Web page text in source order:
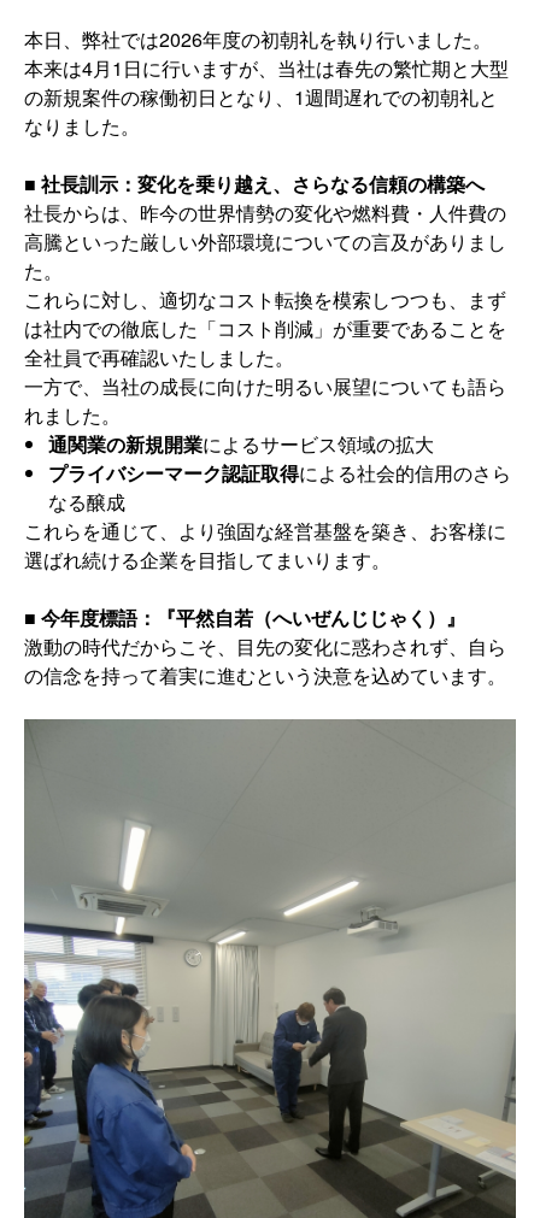
本日、弊社では2026年度の初朝礼を執り行いました。
本来は4月1日に行いますが、当社は春先の繁忙期と大型
の新規案件の稼働初日となり、1週間遅れでの初朝礼と
なりました。
■ 社長訓示：変化を乗り越え、さらなる信頼の構築へ
社長からは、昨今の世界情勢の変化や燃料費・人件費の
高騰といった厳しい外部環境についての言及がありまし
た。
これらに対し、適切なコスト転換を模索しつつも、まず
は社内での徹底した「コスト削減」が重要であることを
全社員で再確認いたしました。
一方で、当社の成長に向けた明るい展望についても語ら
れました。
通関業の新規開業によるサービス領域の拡大
プライバシーマーク認証取得による社会的信用のさら
なる醸成
これらを通じて、より強固な経営基盤を築き、お客様に
選ばれ続ける企業を目指してまいります。
■ 今年度標語：『平然自若（へいぜんじじゃく）』
激動の時代だからこそ、目先の変化に惑わされず、自ら
の信念を持って着実に進むという決意を込めています。